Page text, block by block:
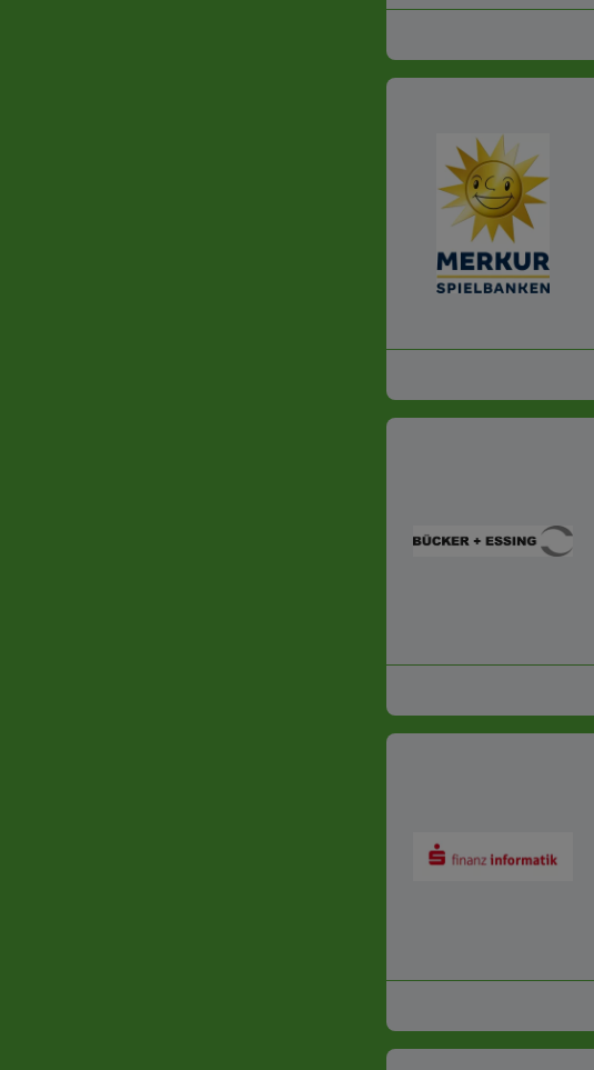
Gesundheit, Pflege und Medizin
Sozialwesen
Umwelt, Landwirtschaft und Tiere
Naturwissenschaft und Forschung
Glas, Holz, Papier und Farbe
Hotel und Gastronomie
Schutz und Sicherheit